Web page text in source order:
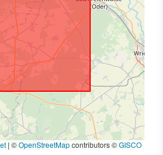
| ©OpenStreetMapcontributors ©GISCO